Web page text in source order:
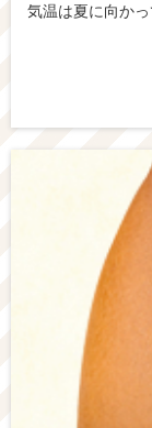
気温は夏に向かっ